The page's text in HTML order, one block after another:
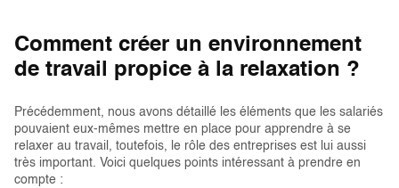
Comment créer un environnement
de travail propice à la relaxation ?
Précédemment, nous avons détaillé les éléments que les salariés
pouvaient eux-mêmes mettre en place pour apprendre à se
relaxer au travail, toutefois, le rôle des entreprises est lui aussi
très important. Voici quelques points intéressant à prendre en
compte :